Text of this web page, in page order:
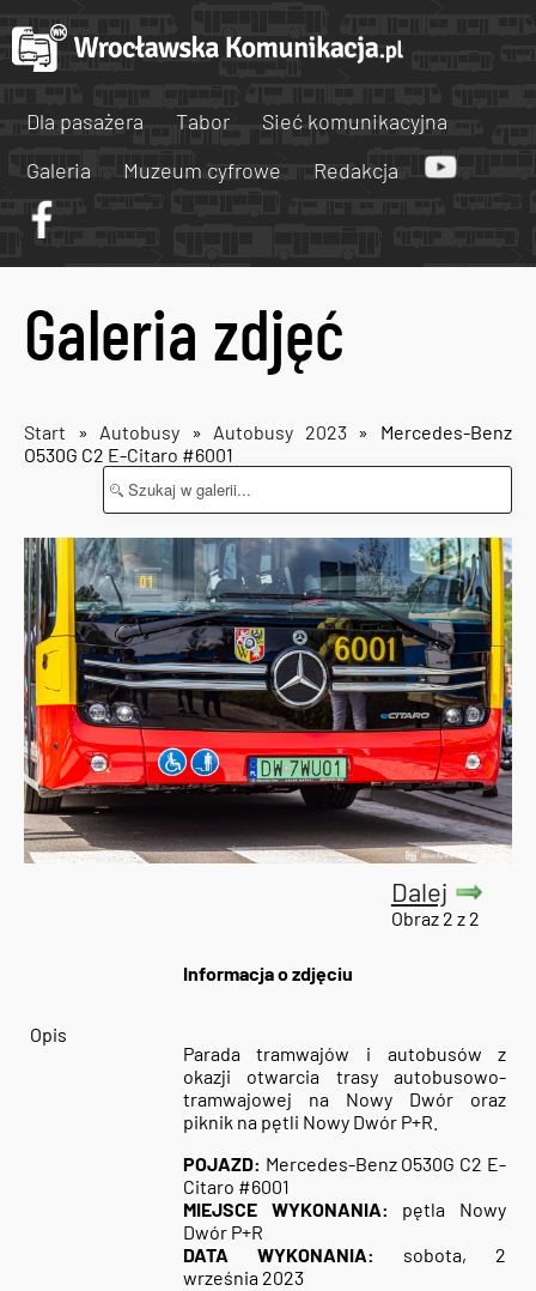
Dla pasażera Tabor
Sieć komunikacyjna
Galeria
Muzeum cyfrowe Redakcja
Galeria zdjęć
Start » Autobusy » Autobusy 2023» Mercedes-Benz
O530G C2 E-Citaro #6001
Dalej
Obraz 2 z 2
Informacja o zdjęciu
Opis
Parada tramwajów i autobusów z
okazji otwarcia trasy autobusowo-
tramwajowej na Nowy Dwór oraz
piknik na pętli Nowy Dwór P+R.
POJAZD: Mercedes-Benz O530G C2 E-
Citaro #6001
MIEJSCE WYKONANIA: pętla Nowy
Dwór P+R
DATA WYKONANIA: sobota, 2
września 2023